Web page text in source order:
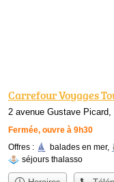
Carrefour Voyages
2 avenue Gustave Picard,
Fermée, ouvre à 9h30
Offres : balades en mer,
séjours thalasso